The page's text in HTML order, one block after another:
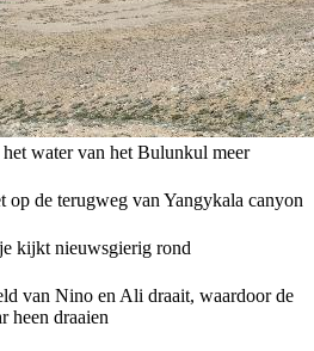
water van het Bulunkul meer
op de terugweg van Yangykala canyon
kijkt nieuwsgierig rond
van Nino en Ali draait, waardoor de
heen draaien